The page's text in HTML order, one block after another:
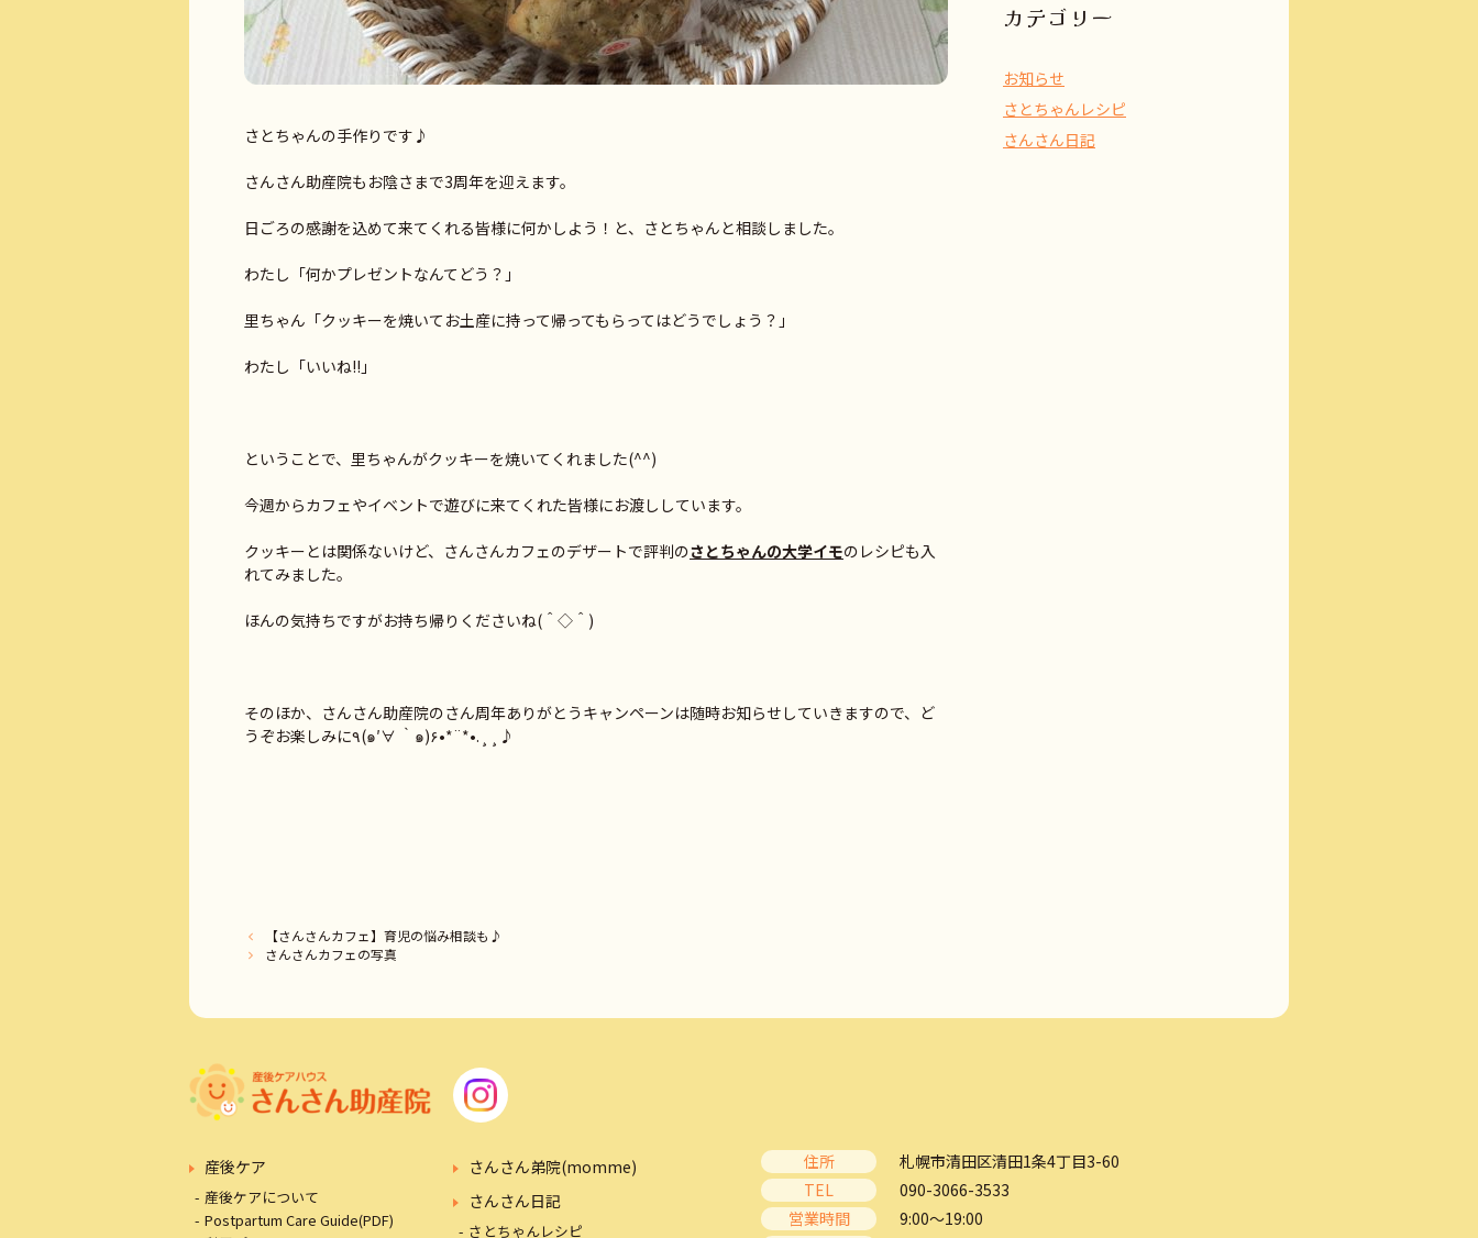
さとちゃんの手作りです♪
さんさん助産院もお陰さまで3周年を迎えます。
日ごろの感謝を込めて来てくれる皆様に何かしよう！と、さとちゃんと相談しました。
わたし「何かプレゼントなんてどう？」
里ちゃん「クッキーを焼いてお土産に持って帰ってもらってはどうでしょう？」
わたし「いいね!!」
ということで、里ちゃんがクッキーを焼いてくれました(^^)
今週からカフェやイベントで遊びに来てくれた皆様にお渡ししています。
クッキーとは関係ないけど、さんさんカフェのデザートで評判のさとちゃんの大学イモのレシピも入
れてみました。
ほんの気持ちですがお持ち帰りくださいね(＾◇＾)
そのほか、さんさん助産院のさん周年ありがとうキャンペーンは随時お知らせしていきますので、ど
うぞお楽しみに٩(๑′∀ ‵๑)۶•*¨*•.¸¸♪
【さんさんカフェ】育児の悩み相談も♪
さんさんカフェの写真
ブ
カテゴリー
お知らせ
さとちゃんレシピ
さんさん日記
産後ケア
産後ケアについて
Postpartum Care Guide(PDF)
さんさん弟院(momme)
さんさん日記
さとちゃんレシピ
住所
札幌市清田区清田1条4丁目3-60
TEL
090-3066-3533
営業時間
9:00～19:00